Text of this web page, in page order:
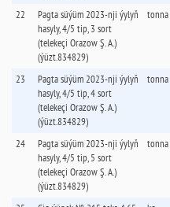
22
Pagta süýüm 2023-nji ýylyň
hasyly, 4/5 tip, 3 sort
(telekeçi Orazow Ş. А.)
(ýüzt.834829)
tonna
23
Pagta süýüm 2023-nji ýylyň
hasyly, 4/5 tip, 4 sort
(telekeçi Orazow Ş. А.)
(ýüzt.834829)
tonna
24
Pagta süýüm 2023-nji ýylyň
hasyly, 4/5 tip, 5 sort
(telekeçi Orazow Ş. А.)
(ýüzt.834829)
tonna